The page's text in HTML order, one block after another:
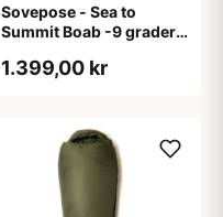
Sovepose - Sea to
Summit Boab -9 grader -
1.399,00 kr